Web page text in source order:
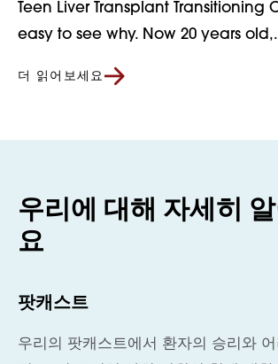
Teen Liver Transplant Transitioning
easy to see why. Now 20 years
더 읽어보세요
우리에 대해 자세히
요
팟캐스트
우리의 팟캐스트에서 환자의 승리와